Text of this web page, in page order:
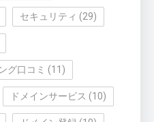
セキュリティ (29)
グ口コミ (11)
ドメインサービス (10)